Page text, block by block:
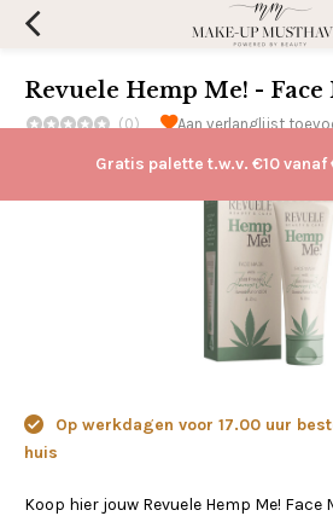
Gratis palette t.w.v. €10
Revuele Hemp Me! - Face
(0) Aan verlanglijst
Op werkdagen voor 17.00 uur
huis
Koop hier jouw Revuele Hemp Me!